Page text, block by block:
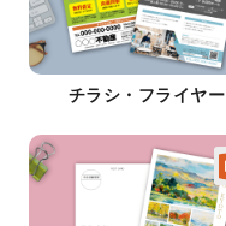
チラシ・フライヤー